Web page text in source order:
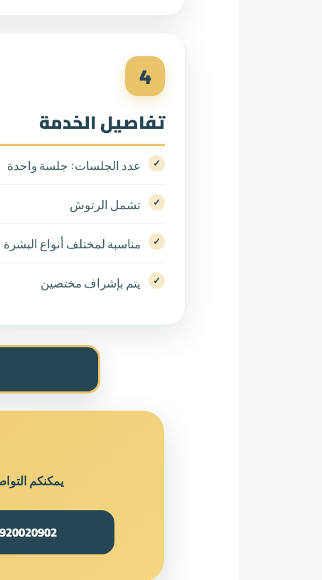
4
تفاصيل الخدمة
عدد الجلسات: جلسة واحدة
تشمل الرتوش
مناسبة لمختلف أنواع البشرة
يتم بإشراف مختصين
يمكنكم
920020902